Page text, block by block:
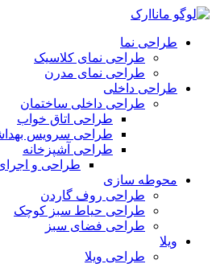
طراحی نما
طراحی نمای کلاسیک
طراحی نمای مدرن
طراحی داخلی
طراحی داخلی ساختمان
طراحی اتاق خواب
طراحی سرویس
طراحی آشپزخانه
طراحی و
محوطه سازی
طراحی روف گاردن
طراحی حیاط سبز کوچک
طراحی فضای سبز
ویلا
طراحی ویلا